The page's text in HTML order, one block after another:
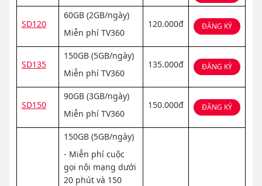
SD120
60GB (2GB/ngày)
Miễn phí TV360
120.000đ ĐĂNG KÝ
SD135
150GB (5GB/ngày)
Miễn phí TV360
135.000đ ĐĂNG KÝ
SD150
90GB (3GB/ngày)
Miễn phí TV360
150.000đ ĐĂNG KÝ
150GB (5GB/ngày)
- Miễn phí cuộc
gọi nội mạng dưới
20 phút và 150